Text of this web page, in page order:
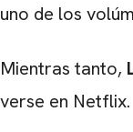
uno de los
Mientras tanto,
verse en Netflix.